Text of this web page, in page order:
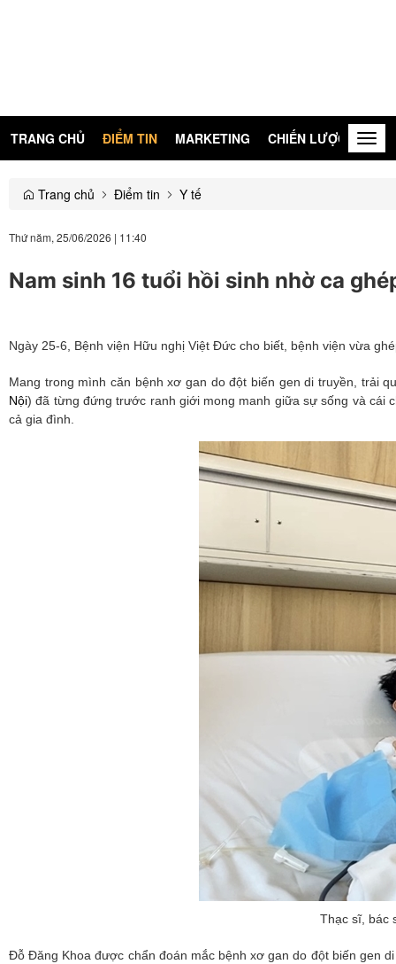
TRANG CHỦ ĐIỂM TIN MARKETING CHIẾN LƯỢC
Trang chủ Điểm tin Y tế
Thứ năm, 25/06/2026 | 11:40
Nam sinh 16 tuổi hồi sinh nhờ ca
Ngày 25-6, Bệnh viện Hữu nghị Việt Đức cho biết, bệnh viện vừa
Mang trong mình căn bệnh xơ gan do đột biến gen di truyền, trải
Nội) đã từng đứng trước ranh giới mong manh giữa sự sống và cái
cả gia đình.
Thạc sĩ, bác
Đỗ Đăng Khoa được chẩn đoán mắc bệnh xơ gan do đột biến gen